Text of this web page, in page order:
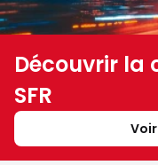
Découvrir la
SFR